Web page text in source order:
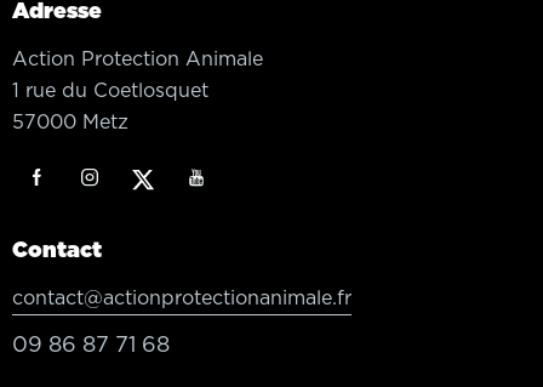
Adresse
Action Protection Animale
1 rue du Coetlosquet
57000 Metz
Contact
contact@actionprotectionanimale.fr
09 86 87 71 68